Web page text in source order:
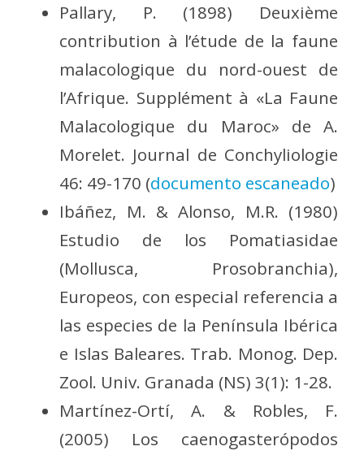
Pallary, P. (1898) Deuxième
contribution à l’étude de la faune
malacologique du nord-ouest de
l’Afrique. Supplément à «La Faune
Malacologique du Maroc» de A.
Morelet. Journal de Conchyliologie
46: 49-170 (documento escaneado)
Ibáñez, M. & Alonso, M.R. (1980)
Estudio de los Pomatiasidae
(Mollusca, Prosobranchia),
Europeos, con especial referencia a
las especies de la Península Ibérica
e Islas Baleares. Trab. Monog. Dep.
Zool. Univ. Granada (NS) 3(1): 1-28.
Martínez-Ortí, A. & Robles, F.
(2005) Los caenogasterópodos